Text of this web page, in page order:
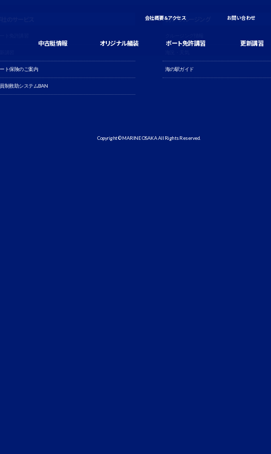
会社概要＆アクセス お問い合わせ
中古艇情報 オリジナル艤装 ボート免許講習 更新講習
ト保険のご案内
制救助システムBAN
釣り・クルージング
海の駅ガイド
Copyright © MARINE OSAKA All Rights Reserved.